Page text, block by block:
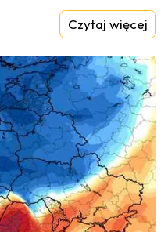
Czytaj więcej